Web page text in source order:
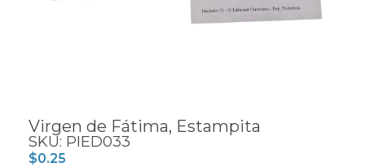
Virgen de Fátima, Estampita
SKU: PIED033
$0.25